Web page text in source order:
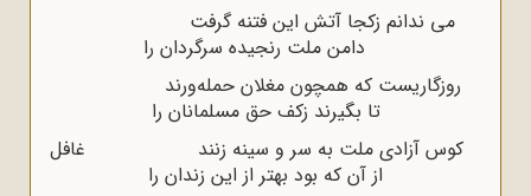
مى ندانم زکجا آتش این فتنه گرفت
دامن ملت رنجیده سرگردان را
روزگاریست که همچون مغلان حمله‌ورند
تا بگیرند زکف حق مسلمانان را
کوس آزادى ملت به سر و سینه زنند غافل
از آن که بود بهتر از این زندان را